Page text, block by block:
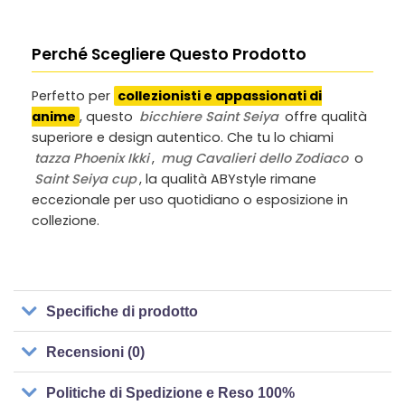
Perché Scegliere Questo Prodotto
Perfetto per collezionisti e appassionati di
anime , questo bicchiere Saint Seiya offre qualità
superiore e design autentico. Che tu lo chiami
tazza Phoenix Ikki, mug Cavalieri dello Zodiaco o
Saint Seiya cup, la qualità ABYstyle rimane
eccezionale per uso quotidiano o esposizione in
collezione.
Specifiche di prodotto
Recensioni (0)
Politiche di Spedizione e Reso 100%